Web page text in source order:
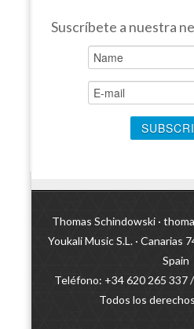
Suscríbete a nuestra
Thomas Schindowski ·
Youkali Music S.L. · Canarias
Spain
Teléfono: +34 620 265 337 /
Todos los